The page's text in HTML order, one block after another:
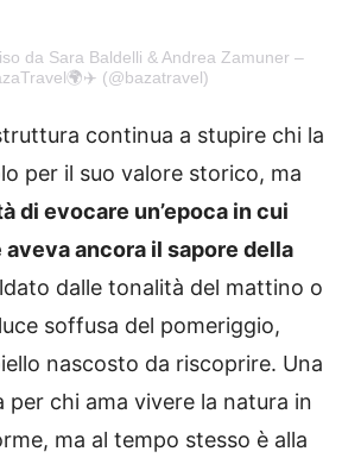
da Sara Baldelli & Andrea Zamuner –
(@bazatravel)
continua a stupire chi la
per il suo valore storico, ma
di evocare un’epoca in cui
aveva ancora il sapore della
dalle tonalità del mattino o
soffusa del pomeriggio,
nascosto da riscoprire. Una
chi ama vivere la natura in
ma al tempo stesso è alla